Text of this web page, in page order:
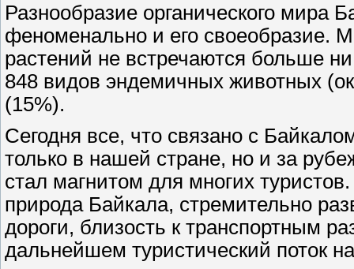
Разнообразие органического мира
феноменально и его своеобразие.
растений не встречаются больше
848 видов эндемичных животных
(15%).
Сегодня все, что связано с
только в нашей стране, но и за
стал магнитом для многих
природа Байкала, стремительно
дороги, близость к транспортным
дальнейшем туристический поток